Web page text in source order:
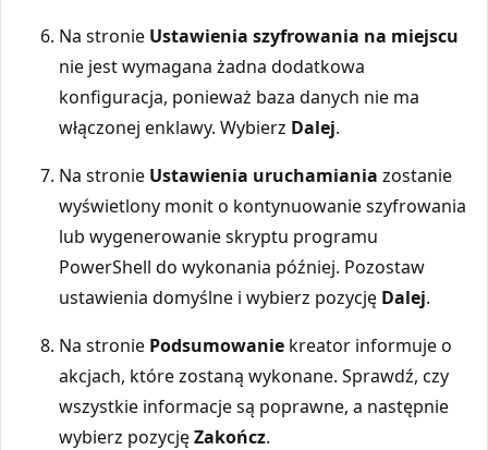
Na stronie Ustawienia szyfrowania na miejscu
nie jest wymagana żadna dodatkowa
konfiguracja, ponieważ baza danych nie ma
włączonej enklawy. Wybierz Dalej.
Na stronie Ustawienia uruchamiania zostanie
wyświetlony monit o kontynuowanie szyfrowania
lub wygenerowanie skryptu programu
PowerShell do wykonania później. Pozostaw
ustawienia domyślne i wybierz pozycję Dalej.
Na stronie Podsumowanie kreator informuje o
akcjach, które zostaną wykonane. Sprawdź, czy
wszystkie informacje są poprawne, a następnie
wybierz pozycjęZakończ.